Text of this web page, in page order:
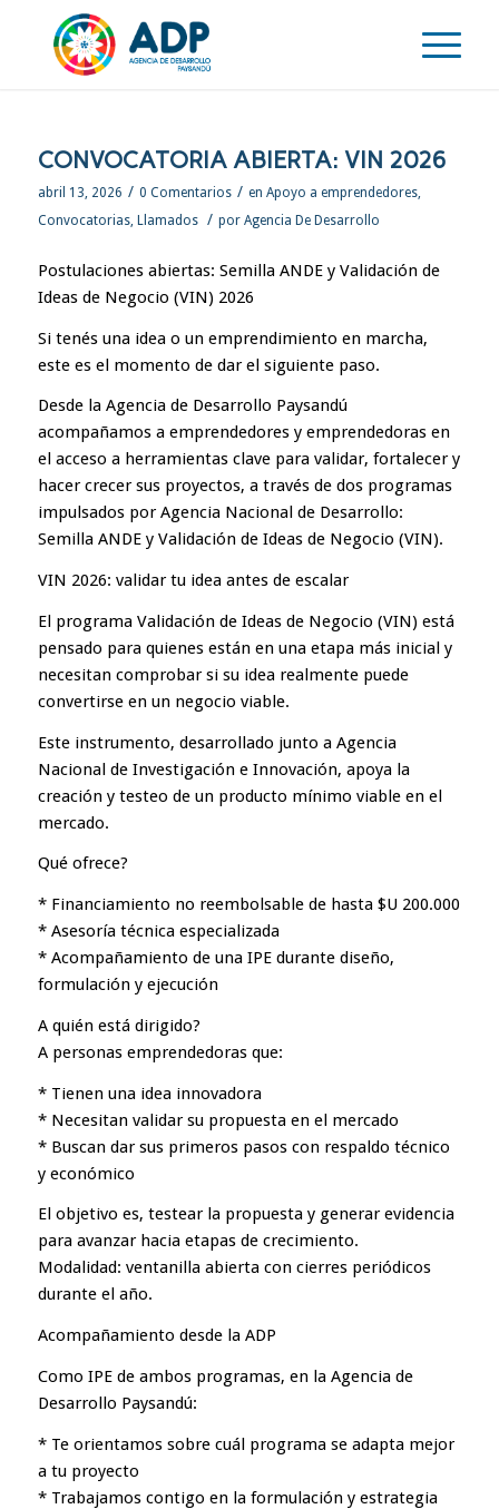
CONVOCATORIA ABIERTA: VIN 2026
abril 13, 2026 / 0 Comentarios / en Apoyo a emprendedores,
Convocatorias, Llamados / por Agencia De Desarrollo
Postulaciones abiertas: Semilla ANDE y Validación de
Ideas de Negocio (VIN) 2026
Si tenés una idea o un emprendimiento en marcha,
este es el momento de dar el siguiente paso.
Desde la Agencia de Desarrollo Paysandú
acompañamos a emprendedores y emprendedoras en
el acceso a herramientas clave para validar, fortalecer y
hacer crecer sus proyectos, a través de dos programas
impulsados por Agencia Nacional de Desarrollo:
Semilla ANDE y Validación de Ideas de Negocio (VIN).
VIN 2026: validar tu idea antes de escalar
El programa Validación de Ideas de Negocio (VIN) está
pensado para quienes están en una etapa más inicial y
necesitan comprobar si su idea realmente puede
convertirse en un negocio viable.
Este instrumento, desarrollado junto a Agencia
Nacional de Investigación e Innovación, apoya la
creación y testeo de un producto mínimo viable en el
mercado.
Qué ofrece?
* Financiamiento no reembolsable de hasta $U 200.000
* Asesoría técnica especializada
* Acompañamiento de una IPE durante diseño,
formulación y ejecución
A quién está dirigido?
A personas emprendedoras que:
* Tienen una idea innovadora
* Necesitan validar su propuesta en el mercado
* Buscan dar sus primeros pasos con respaldo técnico
y económico
El objetivo es, testear la propuesta y generar evidencia
para avanzar hacia etapas de crecimiento.
Modalidad: ventanilla abierta con cierres periódicos
durante el año.
Acompañamiento desde la ADP
Como IPE de ambos programas, en la Agencia de
Desarrollo Paysandú:
* Te orientamos sobre cuál programa se adapta mejor
a tu proyecto
* Trabajamos contigo en la formulación y estrategia